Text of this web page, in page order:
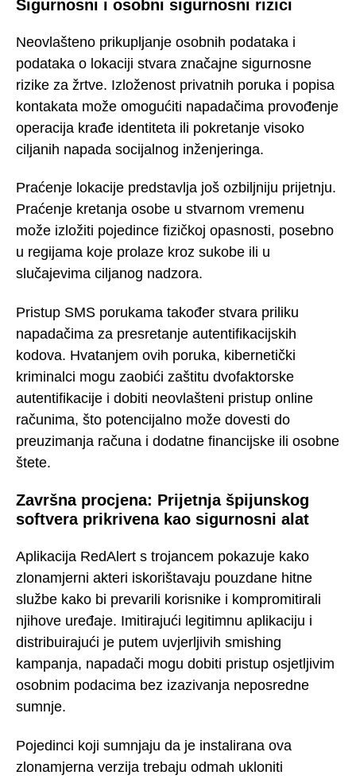
Sigurnosni i osobni sigurnosni rizici
Neovlašteno prikupljanje osobnih podataka i
podataka o lokaciji stvara značajne sigurnosne
rizike za žrtve. Izloženost privatnih poruka i popisa
kontakata može omogućiti napadačima provođenje
operacija krađe identiteta ili pokretanje visoko
ciljanih napada socijalnog inženjeringa.
Praćenje lokacije predstavlja još ozbiljniju prijetnju.
Praćenje kretanja osobe u stvarnom vremenu
može izložiti pojedince fizičkoj opasnosti, posebno
u regijama koje prolaze kroz sukobe ili u
slučajevima ciljanog nadzora.
Pristup SMS porukama također stvara priliku
napadačima za presretanje autentifikacijskih
kodova. Hvatanjem ovih poruka, kibernetički
kriminalci mogu zaobići zaštitu dvofaktorske
autentifikacije i dobiti neovlašteni pristup online
računima, što potencijalno može dovesti do
preuzimanja računa i dodatne financijske ili osobne
štete.
Završna procjena: Prijetnja špijunskog
softvera prikrivena kao sigurnosni alat
Aplikacija RedAlert s trojancem pokazuje kako
zlonamjerni akteri iskorištavaju pouzdane hitne
službe kako bi prevarili korisnike i kompromitirali
njihove uređaje. Imitirajući legitimnu aplikaciju i
distribuirajući je putem uvjerljivih smishing
kampanja, napadači mogu dobiti pristup osjetljivim
osobnim podacima bez izazivanja neposredne
sumnje.
Pojedinci koji sumnjaju da je instalirana ova
zlonamjerna verzija trebaju odmah ukloniti